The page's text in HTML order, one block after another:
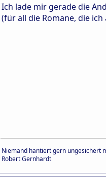
Ich lade mir gerade die
(für all die Romane, die
Niemand hantiert gern ungesichert
Robert Gernhardt